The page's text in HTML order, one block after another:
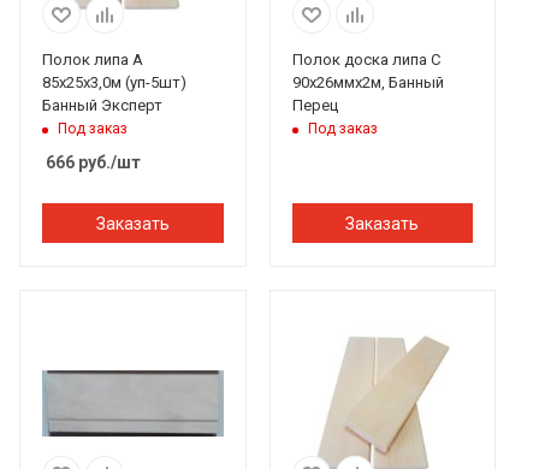
Полок липа А
85х25х3,0м (уп-5шт)
Банный Эксперт
Под заказ
666 руб./шт
Заказать
Полок доска липа С
90х26ммх2м, Банный
Перец
Под заказ
Заказать